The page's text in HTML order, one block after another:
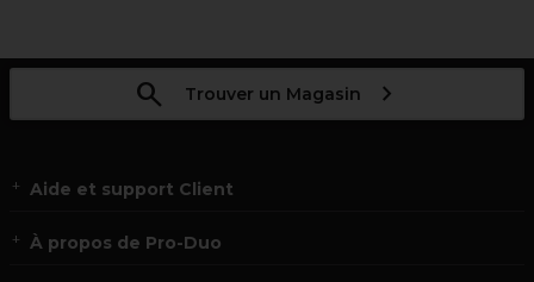
Trouver un Magasin
Aide et support Client
À propos de Pro-Duo